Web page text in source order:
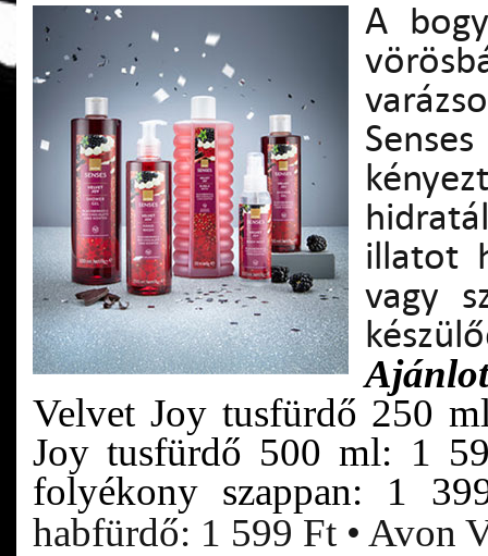
A
illatot
vagy
Velvet Joy tusfürdő 250
Joy tusfürdő 500 ml: 1
folyékony szappan: 1
habfürdő: 1 599 Ft • Avon